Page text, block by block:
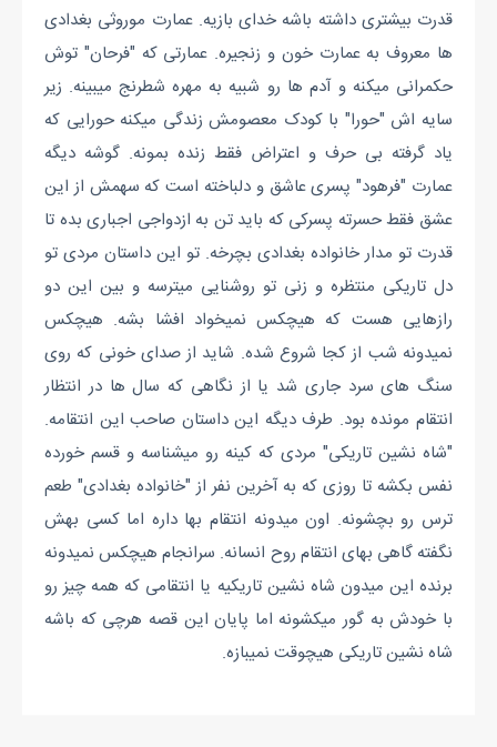
قدرت بیشتری داشته باشه خدای بازیه. عمارت موروثی بغدادی
ها معروف به عمارت خون و زنجیره. عمارتی که "فرحان" توش
حکمرانی میکنه و آدم ها رو شبیه به مهره شطرنج میبینه. زیر
سایه اش "حورا" با کودک معصومش زندگی میکنه حورایی که
یاد گرفته بی حرف و اعتراض فقط زنده بمونه. گوشه دیگه
عمارت "فرهود" پسری عاشق و دلباخته است که سهمش از این
عشق فقط حسرته پسرکی که باید تن به ازدواجی اجباری بده تا
قدرت تو مدار خانواده بغدادی بچرخه. تو این داستان مردی تو
دل تاریکی منتظره و زنی تو روشنایی میترسه و بین این دو
رازهایی هست که هیچکس نمیخواد افشا بشه. هیچکس
نمیدونه شب از کجا شروع شده. شاید از صدای خونی که روی
سنگ های سرد جاری شد یا از نگاهی که سال ها در انتظار
انتقام مونده بود. طرف دیگه این داستان صاحب این انتقامه.
"شاه نشین تاریکی" مردی که کینه رو میشناسه و قسم خورده
نفس بکشه تا روزی که به آخرین نفر از "خانواده بغدادی" طعم
ترس رو بچشونه. اون میدونه انتقام بها داره اما کسی بهش
نگفته گاهی بهای انتقام روح انسانه. سرانجام هیچکس نمیدونه
برنده این میدون شاه نشین تاریکیه یا انتقامی که همه چیز رو
با خودش به گور میکشونه اما پایان این قصه هرچی که باشه
شاه نشین تاریکی هیچوقت نمیبازه.